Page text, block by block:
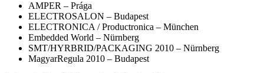
AMPER – Prága
ELECTROSALON – Budapest
ELECTRONICA / Productronica – München
Embedded World – Nürnberg
SMT/HYRBRID/PACKAGING 2010 – Nürnberg
MagyarRegula 2010 – Budapest